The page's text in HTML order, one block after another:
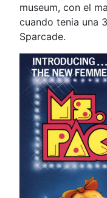
museum, con el
cuando tenia una
Sparcade.